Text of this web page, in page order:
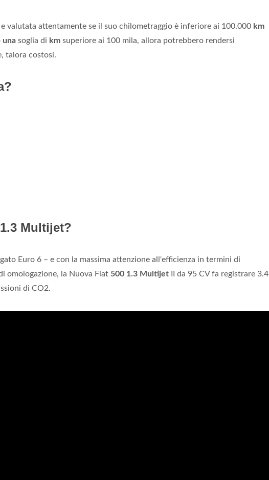
valutata attentamente se il suo chilometraggio è inferiore ai 100.000 km
una soglia di km superiore ai 100 mila, allora potrebbero rendersi
talora costosi.
Multijet?
Euro 6 – e con la massima attenzione all'efficienza in termini di
omologazione, la Nuova Fiat 500 1.3 Multijet II da 95 CV fa registrare 3.4
di CO2.